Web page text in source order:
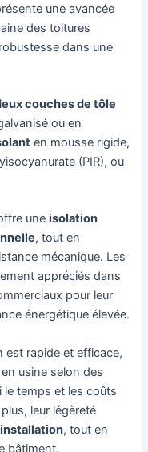
une avancée
des toitures
dans une
couches de tôle
ou en
en mousse rigide,
(PIR), ou
uneisolation
, tout en
mécanique. Les
appréciés dans
pour leur
énergétique élevée.
est rapide et efficace,
usine selon des
le temps et les coûts
leur légèreté
, tout en
bâtiment.